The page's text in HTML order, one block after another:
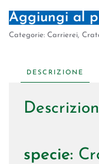
Aggiungi al
Categorie: Carrierei,
DESCRIZIONE
specie: